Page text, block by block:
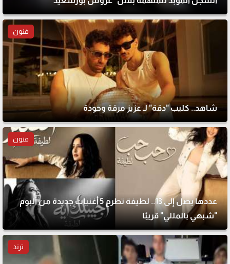
فنون
شاهد.. كليب "دقة" لـ عزيز مرقة وحودة
فنون
عددها يصل إلى 13.. لطيفة تطرح 5 أغنيات جديدة من ألبوم
"شبهي بالمللي" قريبًا
ترند